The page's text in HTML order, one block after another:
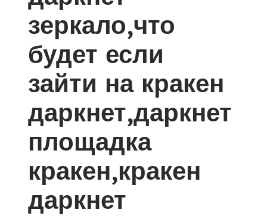
зеркало,что
будет если
зайти на кракен
даркнет,даркнет
площадка
кракен,кракен
даркнет